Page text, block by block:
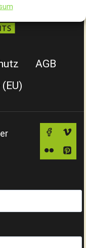
AGB